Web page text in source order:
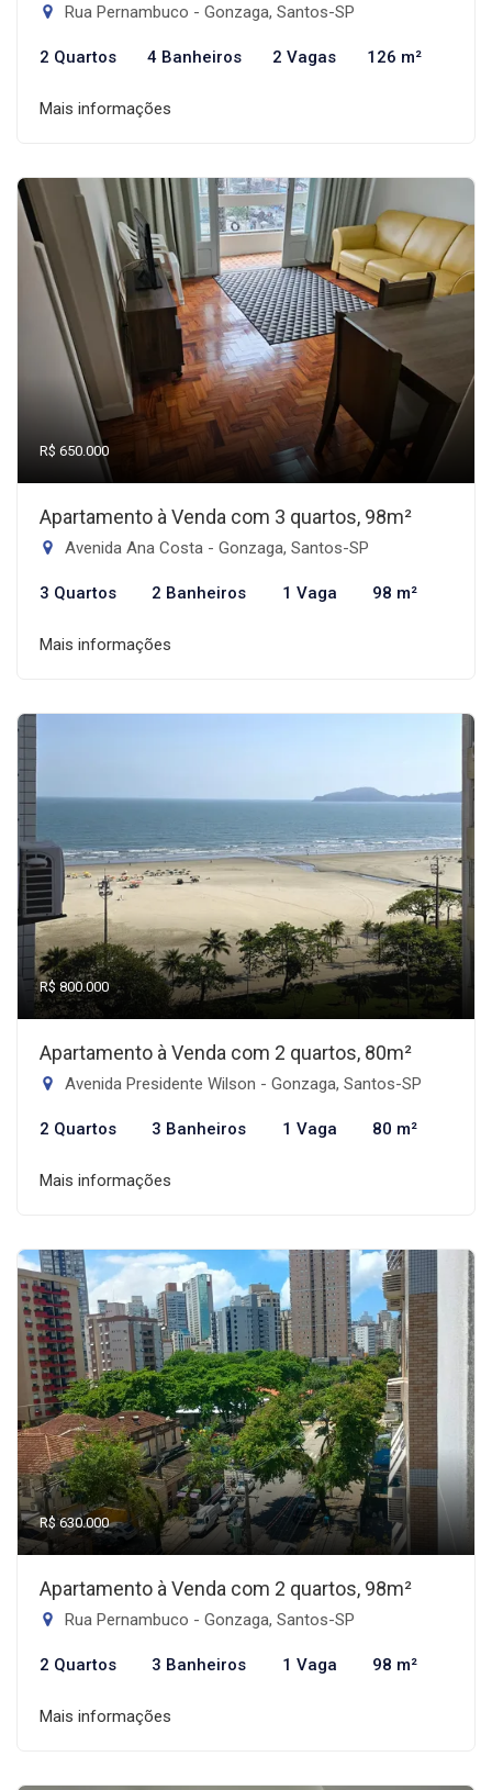
Rua Pernambuco - Gonzaga, Santos-SP
2 Quartos 4 Banheiros 2 Vagas 126 m²
Mais informações
R$ 650.000
Apartamento à Venda com 3 quartos, 98m²
Avenida Ana Costa - Gonzaga, Santos-SP
3 Quartos 2 Banheiros 1 Vaga 98 m²
Mais informações
R$ 800.000
Apartamento à Venda com 2 quartos, 80m²
Avenida Presidente Wilson - Gonzaga, Santos-SP
2 Quartos 3 Banheiros 1 Vaga 80 m²
Mais informações
R$ 630.000
Apartamento à Venda com 2 quartos, 98m²
Rua Pernambuco - Gonzaga, Santos-SP
2 Quartos 3 Banheiros 1 Vaga 98 m²
Mais informações